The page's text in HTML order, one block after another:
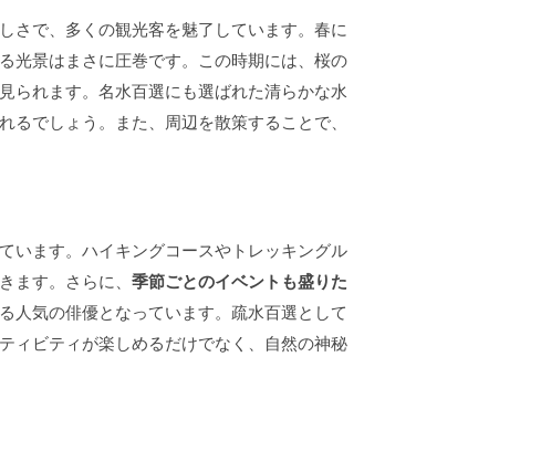
さで、多くの観光客を魅了しています。春に
光景はまさに圧巻です。この時期には、桜の
られます。名水百選にも選ばれた清らかな水
でしょう。また、周辺を散策することで、
います。ハイキングコースやトレッキングル
す。さらに、 季節ごとのイベントも盛りた
人気の俳優となっています。疏水百選として
ィビティが楽しめるだけでなく、自然の神秘